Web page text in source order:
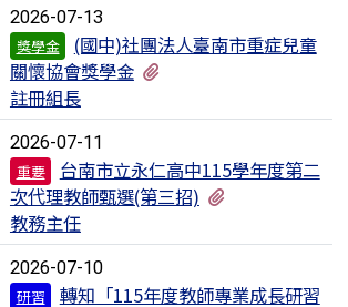
2026-07-13
獎學金
(國中)社團法人臺南市重症兒童
關懷協會獎學金
註冊組長
2026-07-11
重要
台南市立永仁高中115學年度第二
次代理教師甄選(第三招)
教務主任
2026-07-10
研習
轉知「115年度教師專業成長研習